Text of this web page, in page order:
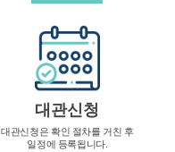
대관신청
대관신청은 확인 절차를 거친 후
일정에 등록됩니다.